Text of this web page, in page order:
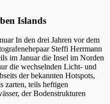
Islands
In den drei Jahren vor dem
Steffi Herrmann
im Januar die Insel im Norden
die wechselnden Licht- und
der bekannten Hotspots,
zarten, teils heftigen
der Bodenstrukturen